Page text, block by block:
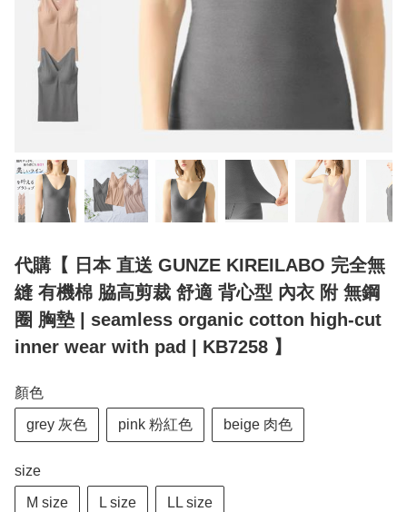
代購【 日本 直送 GUNZE KIREILABO 完全無
縫 有機棉 脇高剪裁 舒適 背心型 內衣 附 無鋼
圈 胸墊 | seamless organic cotton high-cut
inner wear with pad | KB7258 】
顏色
grey 灰色 pink 粉紅色 beige 肉色
size
M size L size LL size